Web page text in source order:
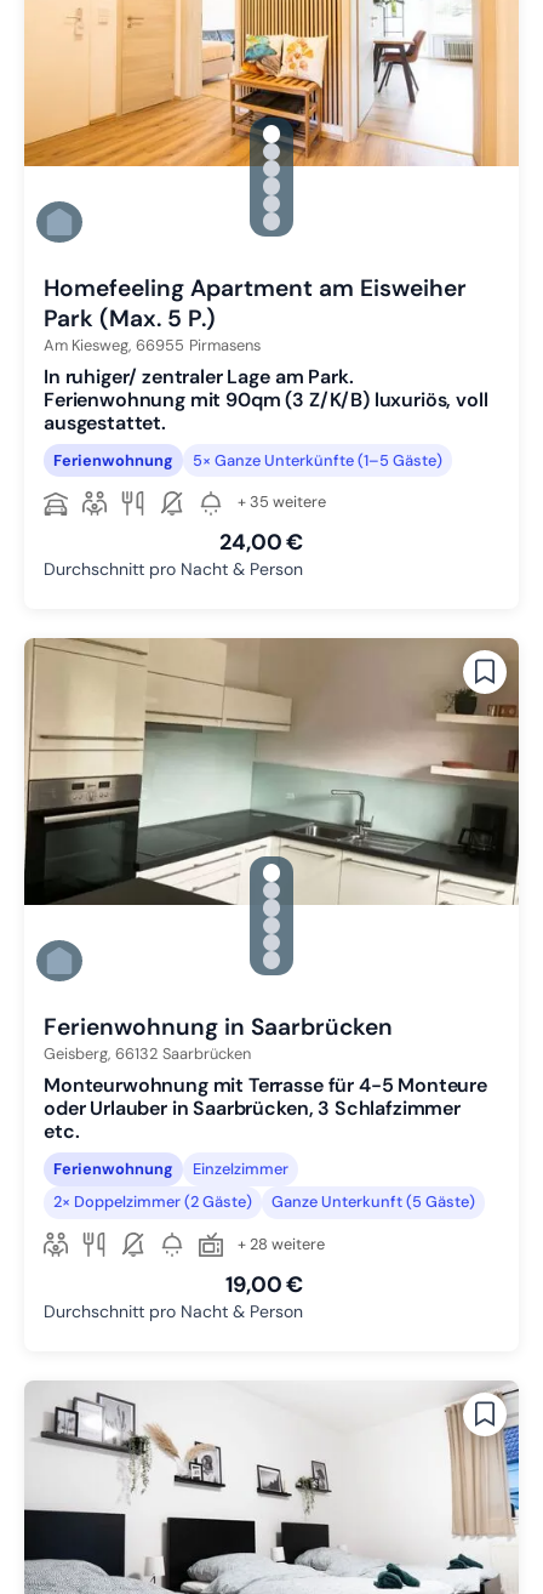
gallery.slide_selector
Zu Slide 1 wechseln
Zu Slide 2 wechseln
Zu Slide 3 wechseln
Zu Slide 4 wechseln
Zu Slide 5 wechseln
Zu Slide 6 wechseln
Homefeeling Apartment am Eisweiher
Park (Max. 5 P.)
Am Kiesweg, 66955 Pirmasens
In ruhiger/ zentraler Lage am Park.
Ferienwohnung mit 90qm (3 Z/K/B) luxuriös, voll
ausgestattet.
Ferienwohnung 5× Ganze Unterkünfte (1–5 Gäste)
+ 35 weitere
24,00 €
Durchschnitt pro Nacht & Person
gallery.slide_selector
Zu Slide 1 wechseln
Zu Slide 2 wechseln
Zu Slide 3 wechseln
Zu Slide 4 wechseln
Zu Slide 5 wechseln
Zu Slide 6 wechseln
Ferienwohnung in Saarbrücken
Geisberg, 66132 Saarbrücken
Monteurwohnung mit Terrasse für 4-5 Monteure
oder Urlauber in Saarbrücken, 3 Schlafzimmer
etc.
Ferienwohnung
Einzelzimmer
2× Doppelzimmer (2 Gäste)
Ganze Unterkunft (5 Gäste)
+ 28 weitere
19,00 €
Durchschnitt pro Nacht & Person